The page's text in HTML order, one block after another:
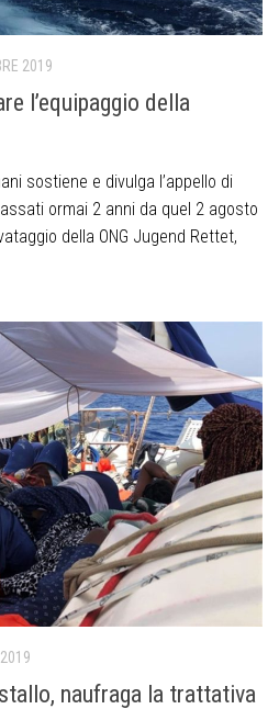
2019
l’equipaggio della
sostiene e divulga l’appello di
ormai 2 anni da quel 2 agosto
della ONG Jugend Rettet,
naufraga la trattativa